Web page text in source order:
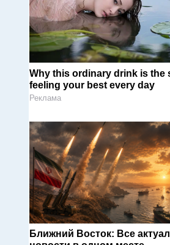
Why this ordinary drink is the
feeling your best every day
Реклама
Ближний Восток: Все